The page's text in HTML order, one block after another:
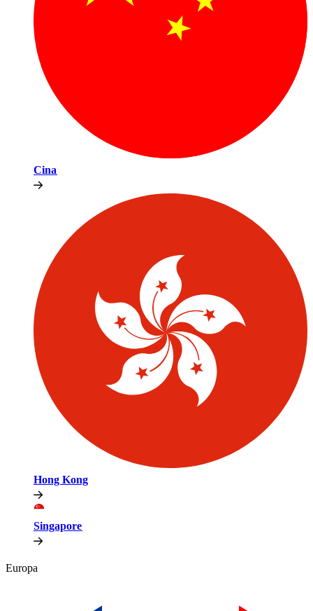
Cina​​
Hong Kong​​
Singapore​​
Europa​​